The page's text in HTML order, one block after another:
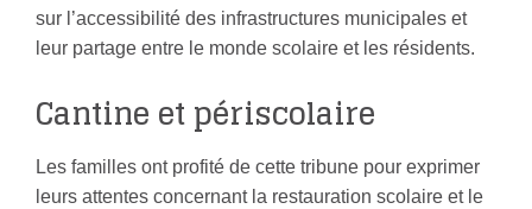
sur l’accessibilité des infrastructures municipales et
leur partage entre le monde scolaire et les résidents.
Cantine et périscolaire
Les familles ont profité de cette tribune pour exprimer
leurs attentes concernant la restauration scolaire et le